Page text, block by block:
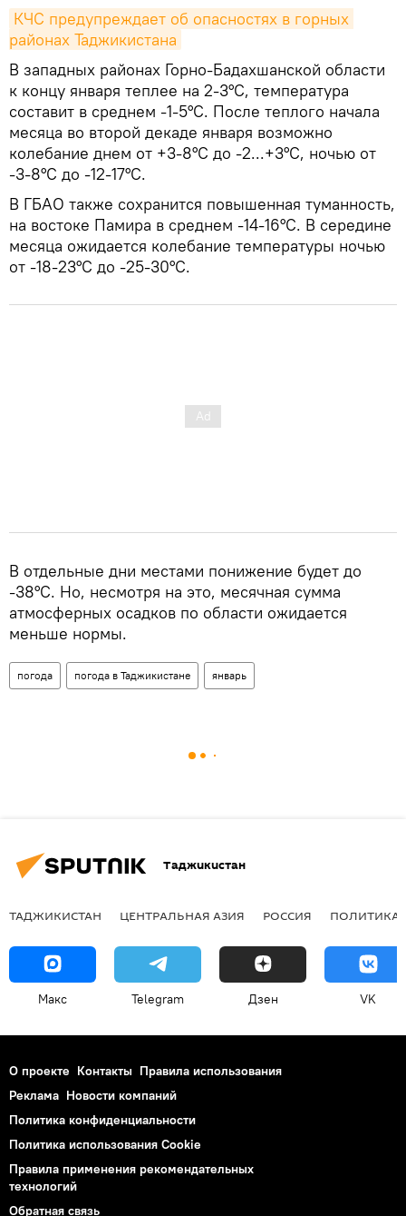
КЧС предупреждает об опасностях в горных
районах Таджикистана
В западных районах Горно-Бадахшанской области
к концу января теплее на 2-3°C, температура
составит в среднем -1-5°C. После теплого начала
месяца во второй декаде января возможно
колебание днем от +3-8°C до -2...+3°C, ночью от
-3-8°C до -12-17°C.
В ГБАО также сохранится повышенная туманность,
на востоке Памира в среднем -14-16°C. В середине
месяца ожидается колебание температуры ночью
от -18-23°C до -25-30°C.
В отдельные дни местами понижение будет до
-38°C. Но, несмотря на это, месячная сумма
атмосферных осадков по области ожидается
меньше нормы.
погода погода в Таджикистане январь
Таджикистан
ТАДЖИКИСТАН ЦЕНТРАЛЬНАЯ АЗИЯ РОССИЯ ПОЛИТИКА
Макс Telegram Дзен VK
О проекте Контакты Правила использования
Реклама Новости компаний
Политика конфиденциальности
Политика использования Cookie
Правила применения рекомендательных
технологий
Обратная связь